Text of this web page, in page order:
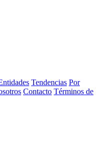
Tendencias Por
Contacto Términos de